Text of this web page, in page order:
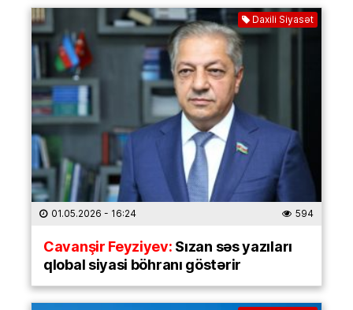
Daxili Siyasət
01.05.2026 - 16:24 594
Cavanşir Feyziyev:Sızan səs yazıları
qlobal siyasi böhranı göstərir